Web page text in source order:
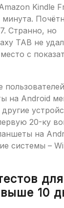
Kindle
Странно, но
TAB не
с
на Android
20-ку
на
системы –
для
10